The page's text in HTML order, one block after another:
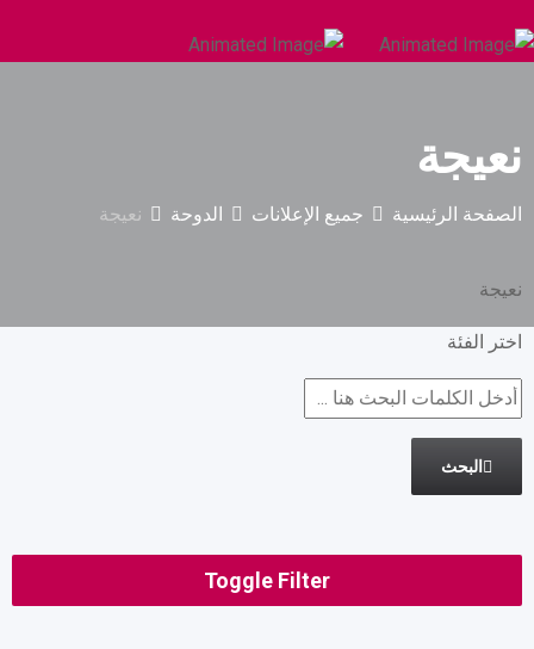
نعيجة
الصفحة الرئيسية جميع الإعلانات الدوحة نعيجة
نعيجة
اختر الفئة
البحث
Toggle Filter